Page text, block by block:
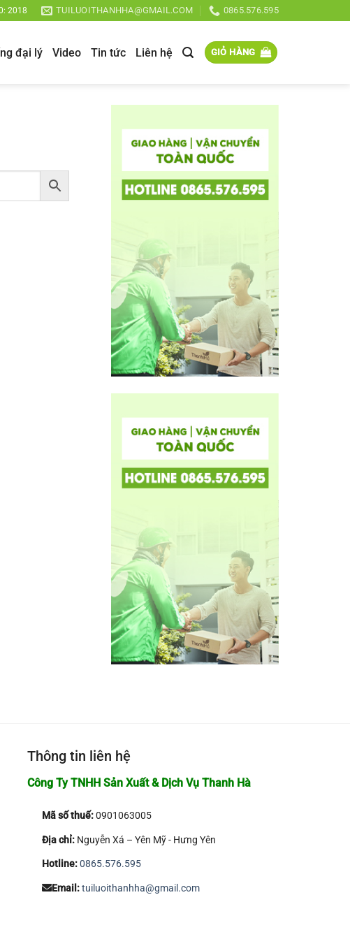
2018 TUILUOITHANHHA@GMAIL.COM 0865.576.595
đại lý Video Tin tức Liên hệ GIỎ HÀNG
Thông tin liên hệ
Công Ty TNHH Sản Xuất & Dịch Vụ Thanh Hà
Mã số thuế:0901063005
Địa chỉ:Nguyễn Xá – Yên Mỹ - Hưng Yên
Hotline:0865.576.595
Email:tuiluoithanhha@gmail.com